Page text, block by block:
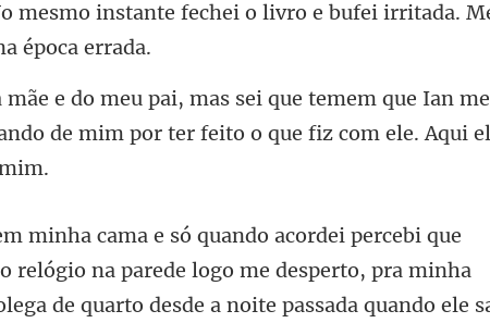
que Ian me
de mim por ter fei
ógio na parede logo me desperto, pra minha
de quarto desde a noite p